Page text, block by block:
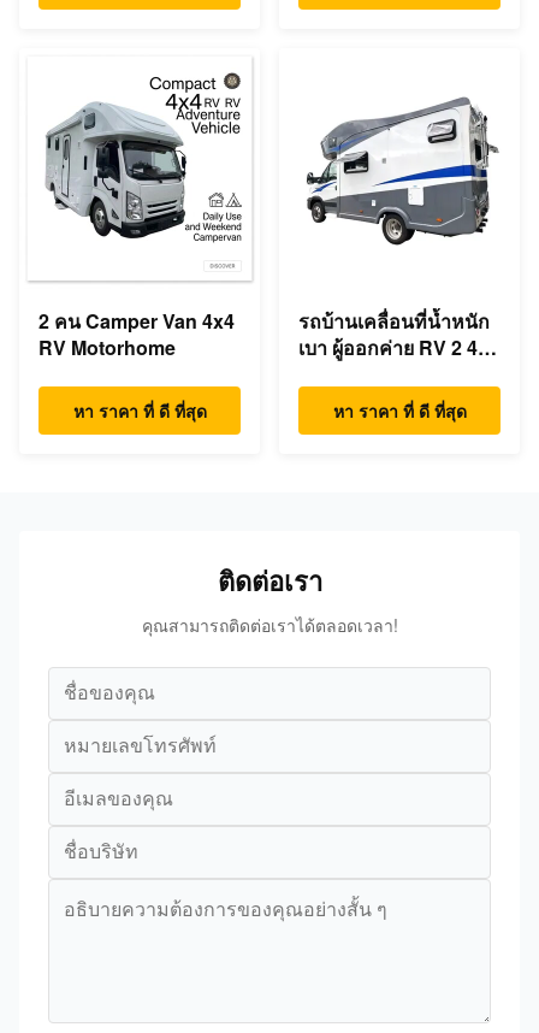
2 คน Camper Van 4x4
RV Motorhome
หา ราคา ที่ ดี ที่สุด
รถบ้านเคลื่อนที่น้ำหนัก
เบา ผู้ออกค่าย RV 2 4 5
หา ราคา ที่ ดี ที่สุด
ติดต่อเรา
คุณสามารถติดต่อเราได้ตลอดเวลา!